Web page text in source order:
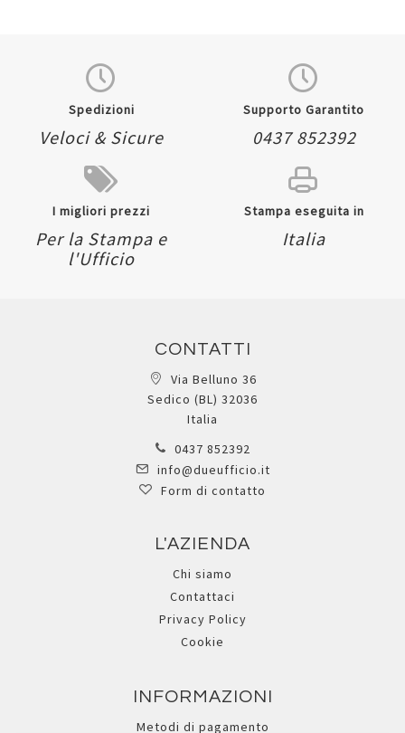
Spedizioni
Veloci & Sicure
Supporto Garantito
0437 852392
I migliori prezzi
Per la Stampa e
l'Ufficio
Stampa eseguita in
Italia
CONTATTI
Via Belluno 36
Sedico (BL) 32036
Italia
0437 852392
info@dueufficio.it
Form di contatto
L'AZIENDA
Chi siamo
Contattaci
Privacy Policy
Cookie
INFORMAZIONI
Metodi di pagamento